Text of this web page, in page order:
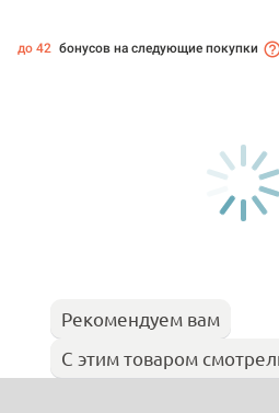
до 42 бонусов на следующие покупки
Рекомендуем вам
С этим товаром